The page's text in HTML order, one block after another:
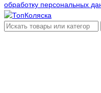
обработку персональных